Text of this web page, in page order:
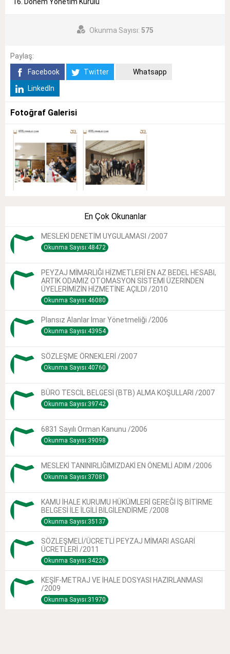
16. Dönem Yönetim Kurulu
Okunma Sayısı: 575
Paylaş:
Facebook
Twitter
Whatsapp
LinkedIn
Fotoğraf Galerisi
En Çok Okunanlar
MESLEKİ DENETİM UYGULAMASI /2007
Okunma Sayısı:48472
PEYZAJ MİMARLIĞI HİZMETLERİ EN AZ BEDEL HESABI,
ARTIK ODAMIZ OTOMASYON SİSTEMİ ÜZERİNDEN
ÜYELERİMİZİN HİZMETİNE AÇILDI /2010
Okunma Sayısı:46080
Plansız Alanlar Imar Yönetmeliği /2006
Okunma Sayısı:43954
SÖZLEŞME ÖRNEKLERİ /2007
Okunma Sayısı:40760
BÜRO TESCİL BELGESİ (BTB) ALMA KOŞULLARI /2007
Okunma Sayısı:39742
6831 Sayılı Orman Kanunu /2006
Okunma Sayısı:39098
MESLEKİ TANINIRLIĞIMIZDAKİ EN ÖNEMLİ ADIM /2006
Okunma Sayısı:37081
KAMU İHALE KURUMU HÜKÜMLERİ GEREĞİ İŞ BİTİRME
BELGESİ İLE İLGİLİ BİLGİLENDİRME /2008
Okunma Sayısı:35137
SÖZLEŞMELİ/ÜCRETLİ PEYZAJ MİMARI ASGARİ
ÜCRETLERİ /2011
Okunma Sayısı:34226
KEŞİF-METRAJ VE İHALE DOSYASI HAZIRLANMASI
/2009
Okunma Sayısı:31970